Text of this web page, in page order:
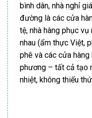
bình dân, nhà nghỉ
đường là các cửa
tệ, nhà hàng phục
nhau (ẩm thực Việt,
phê và các cửa
phương – tất cả tạo
nhiệt, không thiếu